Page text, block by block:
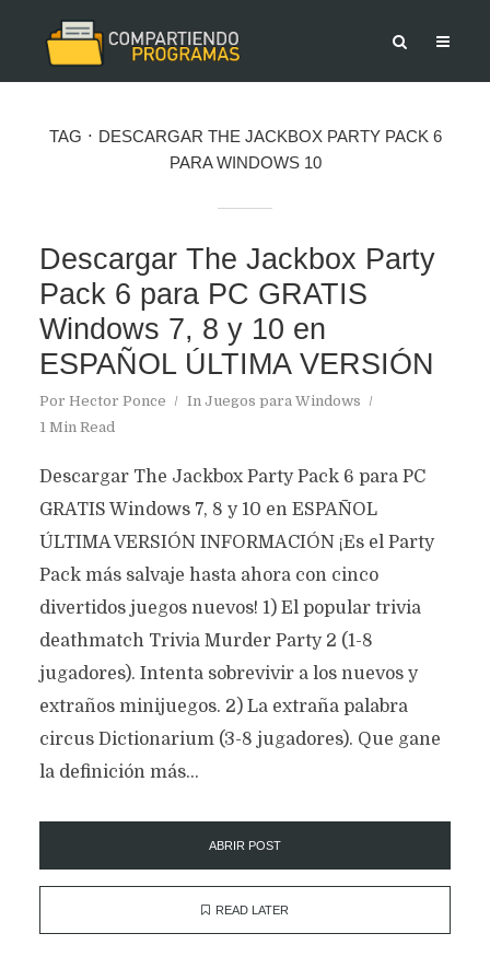
TAG
DESCARGAR THE JACKBOX PARTY PACK 6
PARA WINDOWS 10
Descargar The Jackbox Party
Pack 6 para PC GRATIS
Windows 7, 8 y 10 en
ESPAÑOL ÚLTIMA VERSIÓN
Por Hector Ponce In Juegos para Windows
1 Min Read
Descargar The Jackbox Party Pack 6 para PC
GRATIS Windows 7, 8 y 10 en ESPAÑOL
ÚLTIMA VERSIÓN INFORMACIÓN ¡Es el Party
Pack más salvaje hasta ahora con cinco
divertidos juegos nuevos! 1) El popular trivia
deathmatch Trivia Murder Party 2 (1-8
jugadores). Intenta sobrevivir a los nuevos y
extraños minijuegos. 2) La extraña palabra
circus Dictionarium (3-8 jugadores). Que gane
la definición más...
ABRIR POST
READ LATER